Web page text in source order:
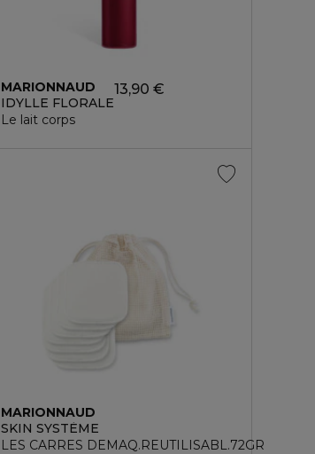
MARIONNAUD
IDYLLE FLORALE
Le lait corps
13,90 €
MARIONNAUD
SKIN SYSTÈME
LES CARRES DEMAQ.REUTILISABL.72GR